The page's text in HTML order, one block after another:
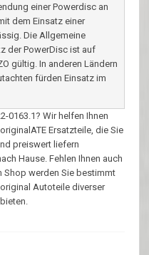
einer Powerdisc an
dem Einsatz einer
Die Allgemeine
der PowerDisc ist auf
gültig. In anderen Ländern
fürden Einsatz im
0163.1? Wir helfen Ihnen
Ersatzteile, die Sie
preiswert liefern
Hause. Fehlen Ihnen auch
Shop werden Sie bestimmt
Autoteile diverser